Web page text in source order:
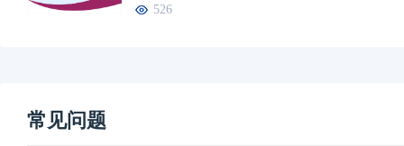
526
常见问题